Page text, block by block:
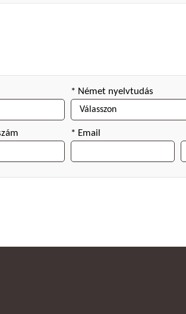
* Német nyelvtudás
* Email